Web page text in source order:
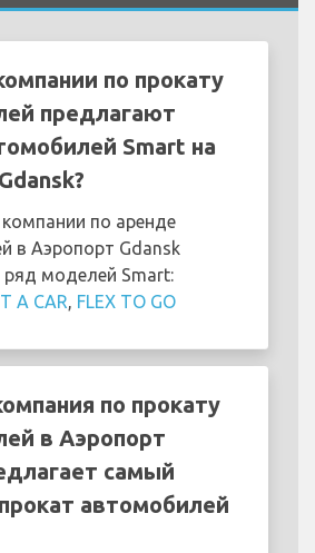
по прокату
предлагают
Smart на
по аренде
в Аэропорт Gdansk
ряд моделей Smart:
A CAR, FLEX TO GO
по прокату
в Аэропорт
самый
автомобилей